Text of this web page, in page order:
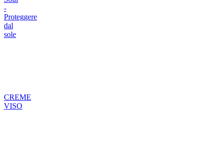
-
Proteggere
dal
sole
CREME
VISO